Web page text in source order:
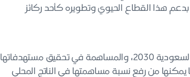
هذا القطاع الحيوي وتطويره كأحد ركائز
وتعكس الإنجازات توجه بنك الرياض الراسخ نحو دعم رؤية السعودية 2030، والمساهمة في تحقيق مستهدفاتها
من رفع نسبة مساهمتها في الناتج المحلي